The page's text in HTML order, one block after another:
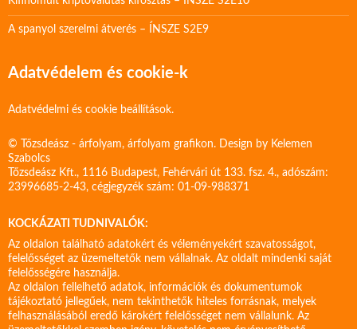
A spanyol szerelmi átverés – ÍNSZE S2E9
Adatvédelem és cookie-k
Adatvédelmi és cookie beállítások.
© Tőzsdeász - árfolyam, árfolyam grafikon. Design by Kelemen
Szabolcs
Tőzsdeász Kft., 1116 Budapest, Fehérvári út 133. fsz. 4., adószám:
23996685-2-43, cégjegyzék szám: 01-09-988371
KOCKÁZATI TUDNIVALÓK:
Az oldalon található adatokért és véleményekért szavatosságot,
felelősséget az üzemeltetők nem vállalnak. Az oldalt mindenki saját
felelősségére használja.
Az oldalon fellelhető adatok, információk és dokumentumok
tájékoztató jellegűek, nem tekinthetők hiteles forrásnak, melyek
felhasználásából eredő károkért felelősséget nem vállalunk. Az